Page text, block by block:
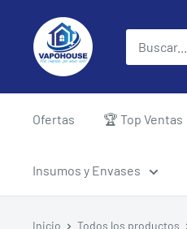
directamente
contenido
vapohouse
Ofertas 🏆 Top Ventas
Insumos y Envases
Inicio Todos los productos